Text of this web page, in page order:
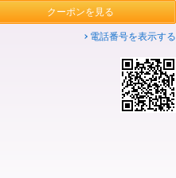
クーポンを見る
電話番号を表示する